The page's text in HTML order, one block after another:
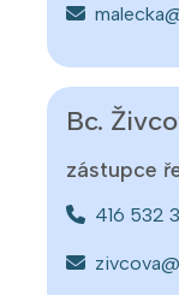
Bc.
zástupce
416 532